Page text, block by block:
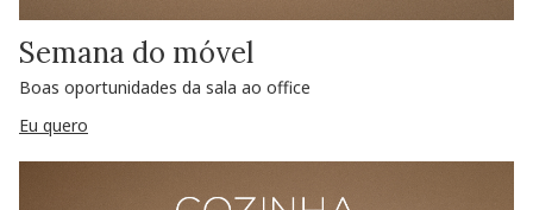
Semana do móvel
Boas oportunidades da sala ao office
Eu quero